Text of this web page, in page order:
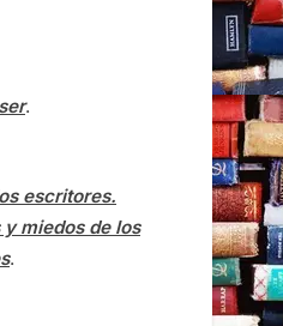
.
escritores.
miedos de los
.